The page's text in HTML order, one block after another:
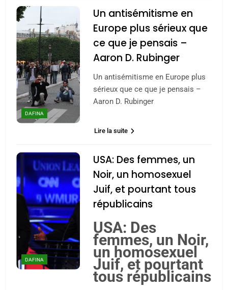
DAFINA
Un antisémitisme en
Europe plus sérieux que
ce que je pensais –
Aaron D. Rubinger
Un antisémitisme en Europe plus
sérieux que ce que je pensais –
Aaron D. Rubinger
Lire la suite
DAFINA
USA: Des femmes, un
Noir, un homosexuel
Juif, et pourtant tous
républicains
USA: Des
femmes, un Noir,
un homosexuel
Juif, et pourtant
tous républicains
2025, l’année la plus
rapport d’ADL contre
l’antisémitisme
FRANCE ISRAÉL
6
FIÈRE, DIGNE ET RÉSILIENTE :
POURQUOI JE REVENDIQUE